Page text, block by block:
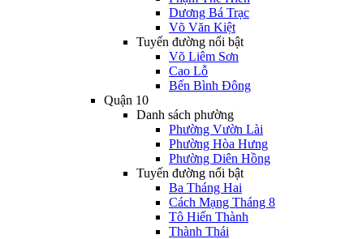
Dương Bá Trạc
Võ Văn Kiệt
Tuyến đường nổi bật
Võ Liêm Sơn
Cao Lỗ
Bến Bình Đông
Quận 10
Danh sách phường
Phường Vườn Lài
Phường Hòa Hưng
Phường Diên Hồng
Tuyến đường nổi bật
Ba Tháng Hai
Cách Mạng Tháng 8
Tô Hiến Thành
Thành Thái